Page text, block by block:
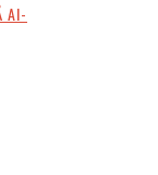
AI-